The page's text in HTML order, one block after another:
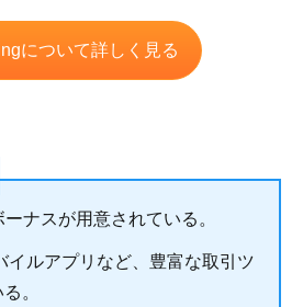
について詳しく見る
ナスが用意されている。
イルアプリなど、豊富な取引ツ
。